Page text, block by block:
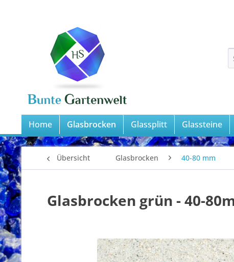
Home Glasbrocken Glassplitt Glassteine
Übersicht Glasbrocken 40-80 mm
Glasbrocken grün - 40-